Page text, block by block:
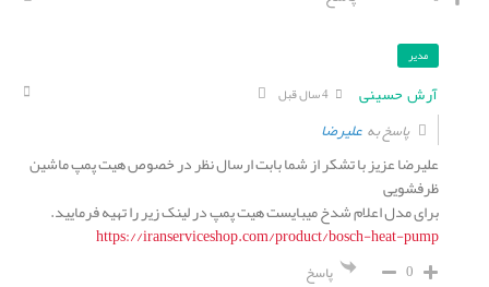
مدیر
آرش حسینی 4 سال قبل
پاسخ بهعلیرضا
علیرضا عزیز با تشکر از شما بابت ارسال نظر در خصوص هیت پمپ ماشین
ظرفشویی
برای مدل اعلام شدخ میبایست هیت پمپ در لینک زیر را تهیه فرمایید.
https://iranserviceshop.com/product/bosch-heat-pump
0 پاسخ